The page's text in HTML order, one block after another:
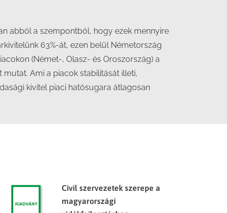
abból a szempontból, hogy ezek mennyire
63%-át, ezen belül Németország
(Német-, Olasz- és Oroszország) a
Ami a piacok stabilitását illeti,
kivitel piaci hatósugara átlagosan
Civil szervezetek szerepe a
magyarországi